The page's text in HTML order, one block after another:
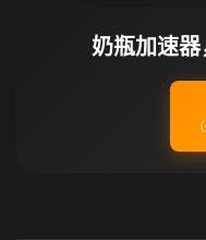
奶瓶加速